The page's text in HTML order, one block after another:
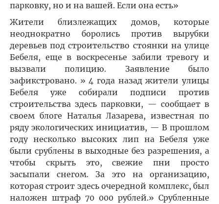
парковку, но и на вашей. Если она есть»
Жители близлежащих домов, которые
неоднократно боролись против вырубки
деревьев под строительство стоянки на улице
Бебеля, еще в воскресенье забили тревогу и
вызвали полицию. Заявление было
зафикстровано. » 4 года назад жители улицы
Бебеля уже собирали подписи против
строительства здесь парковки, — сообщает в
своем блоге Наталья Лазарева, известная по
ряду экологических инициатив, — В прошлом
году несколько высоких лип на Бебеля уже
были срублены в выходные без разрешения, а
чтобы скрыть это, свежие пни просто
засыпали снегом. За это на организацию,
которая строит здесь очередной комплекс, был
наложен штраф 70 000 рублей.» Срубленные